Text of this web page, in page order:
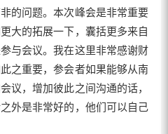
的问题。本次峰会是非常重要
大的拓展一下，囊括更多来自
与会议。我在这里非常感谢财
之重要，参会者如果能够从南
议，增加彼此之间沟通的话，
外是非常好的，他们可以自己